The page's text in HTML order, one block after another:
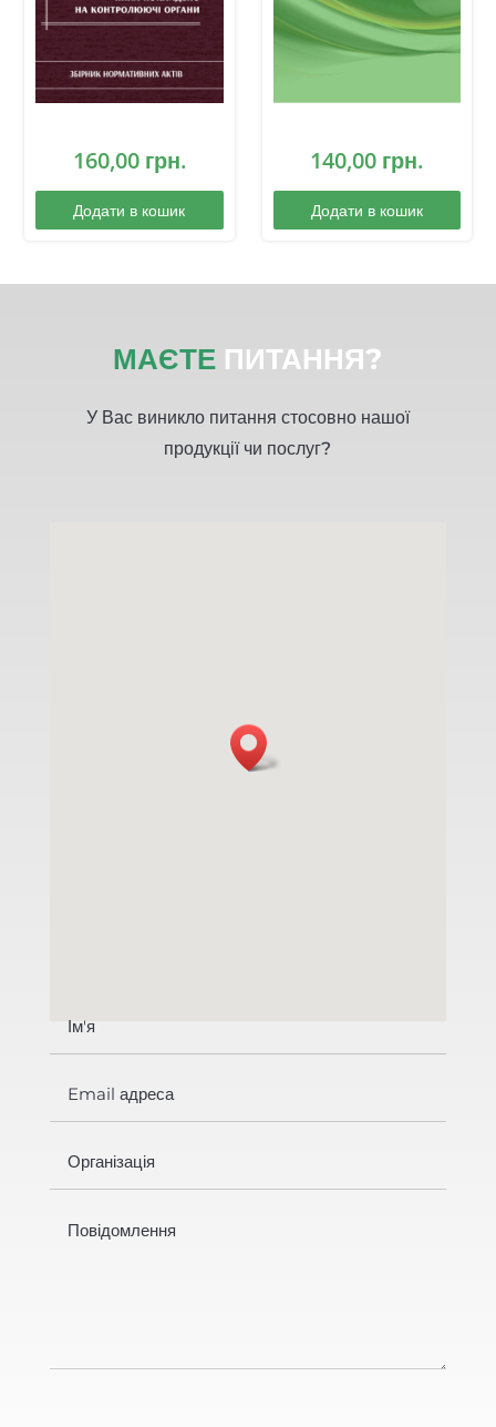
160,00 грн.
Додати в кошик
140,00 грн.
Додати в кошик
МАЄТЕ ПИТАННЯ?
У Вас виникло питання стосовно нашої
продукції чи послуг?